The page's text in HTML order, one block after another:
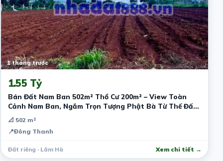
1 tháng trước
1.55 Tỷ
Bán Đất Nam Ban 502m² Thổ Cư 200m² – View Toàn
Cảnh Nam Ban, Ngắm Trọn Tượng Phật Bà Từ Thế Đất
Đẹp
📐 502 m²
📍Đông Thanh
Đất riêng · Lâm Hà Xem chi tiết →